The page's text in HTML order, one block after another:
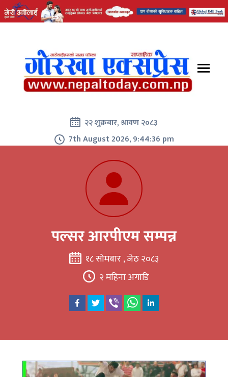
२२ शुक्रबार, श्रावण २०८३
7th August 2026, 9:44:36 pm
पल्सर आरपीएम सम्पन्न
१८ सोमबार , जेठ २०८३
२ महिना अगाडि